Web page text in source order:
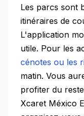
Les parcs sont
itinéraires de
L'application
utile. Pour les
cénotes ou les
matin. Vous
profiter du
Xcaret México